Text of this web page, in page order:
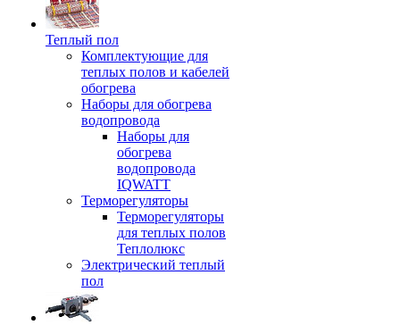
Теплый пол
Комплектующие для
теплых полов и кабелей
обогрева
Наборы для обогрева
водопровода
Наборы для
обогрева
водопровода
IQWATT
Терморегуляторы
Терморегуляторы
для теплых полов
Теплолюкс
Электрический теплый
пол